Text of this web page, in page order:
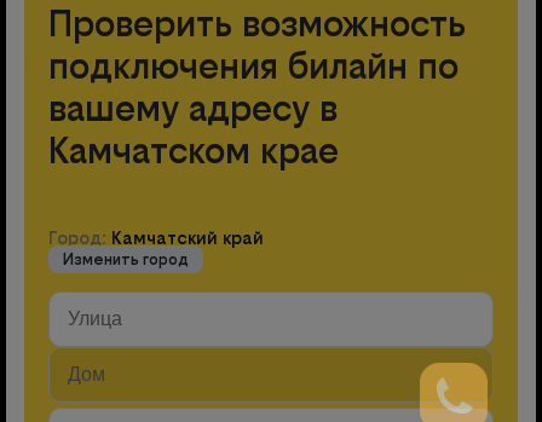
Проверить возможность
подключения билайн по
вашему адресу в
Камчатском крае
Город: Камчатский край
Изменить город